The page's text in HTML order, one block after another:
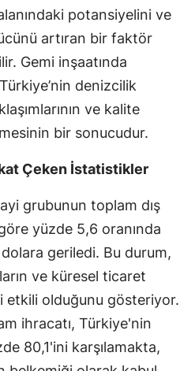
Kütahya
Malatya
Kahramanmaraş
Mardin
Muğla
Muş
Nevşehir
Niğde
Ordu
Rize
Sakarya
potansiyelini ve
artıran bir faktör
Gemi inşaatında
denizcilik
ve kalite
bir sonucudur.
Çeken İstatistikler
grubunun toplam dış
yüzde 5,6 oranında
geriledi. Bu durum,
ve küresel ticaret
etkili olduğunu gösteriyor.
ihracatı, Türkiye'nin
80,1'ini karşılamakta,